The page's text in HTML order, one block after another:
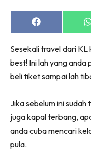
Share
on
Sesekali travel dari KL
best! Ini lah yang
beli tiket sampai lah
Jika sebelum ini
juga kapal terbang,
anda cuba mencari
pula.